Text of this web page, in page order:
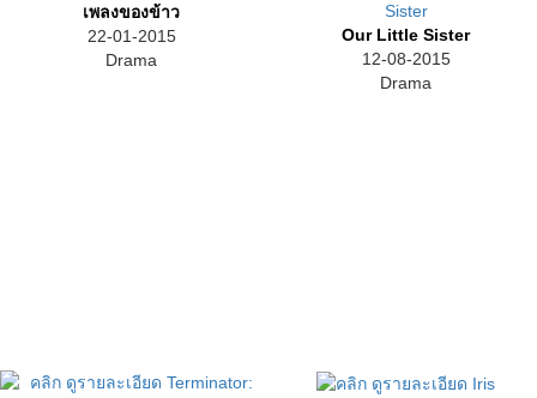
เพลงของข้าว
22-01-2015
Drama
Our Little Sister
12-08-2015
Drama